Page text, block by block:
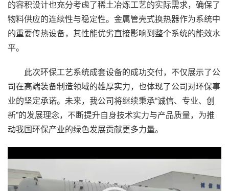
的容积设计也充分考虑了稀土冶炼工艺的实际需求，确保了
物料供应的连续性与稳定性。金属管壳式换热器作为系统中
的重要传热设备，其性能优劣直接影响到整个系统的能效水
平。
此次环保工艺系统成套设备的成功交付，不仅展示了公
司在高端装备制造领域的雄厚实力，也体现了公司对环保事
业的坚定承诺。未来，我公司将继续秉承“诚信、专业、创
新”的发展理念，不断提升自身技术实力与产品质量，为推
动我国环保产业的绿色发展贡献更多力量。
频